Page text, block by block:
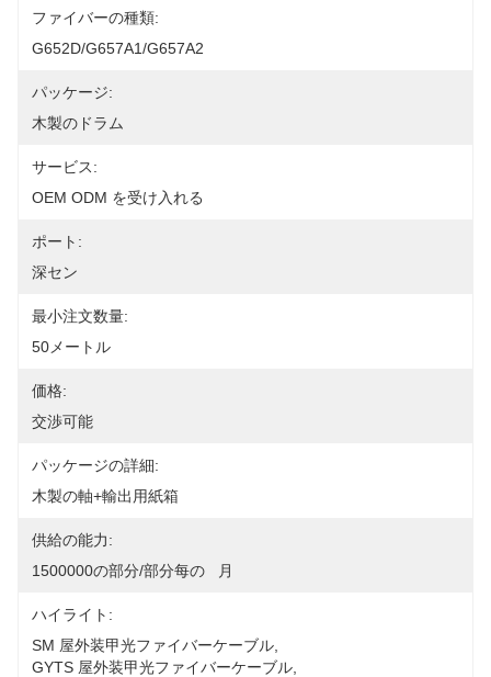
ファイバーの種類:
G652D/G657A1/G657A2
パッケージ:
木製のドラム
サービス:
OEM ODM を受け入れる
ポート:
深セン
最小注文数量:
50メートル
価格:
交渉可能
パッケージの詳細:
木製の軸+輸出用紙箱
供給の能力:
1500000の部分/部分每の   月
ハイライト:
SM 屋外装甲光ファイバーケーブル
GYTS 屋外装甲光ファイバーケーブル